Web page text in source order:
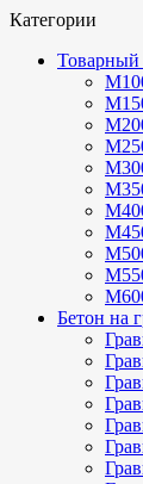
Категории
Товарный
Бетон на